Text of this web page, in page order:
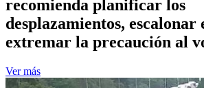
recomienda planificar los
desplazamientos, escalonar
extremar la precaución al
Ver más